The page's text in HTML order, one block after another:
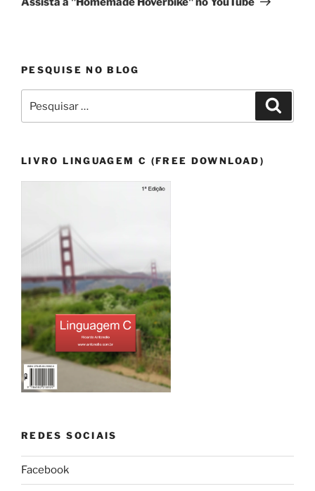
PESQUISE NO BLOG
por:
LIVRO LINGUAGEM C (FREE DOWNLOAD)
REDES SOCIAIS
Facebook